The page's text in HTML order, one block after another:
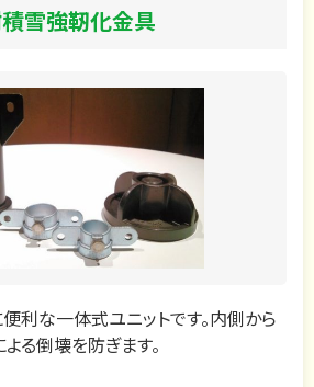
雪強靭化金具
便利な一体式ユニットです。内側から
る倒壊を防ぎます。